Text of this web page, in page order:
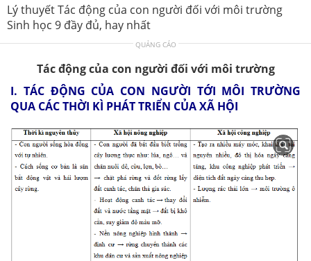
Lý thuyết Tác động của con người đối với môi trường
Sinh học 9 đầy đủ, hay nhất
QUẢNG CÁO
Tác động của con người đối với môi trường
I. TÁC ĐỘNG CỦA CON NGƯỜI TỚI MÔI TRƯỜNG
QUA CÁC THỜI KÌ PHÁT TRIỂN CỦA XÃ HỘI